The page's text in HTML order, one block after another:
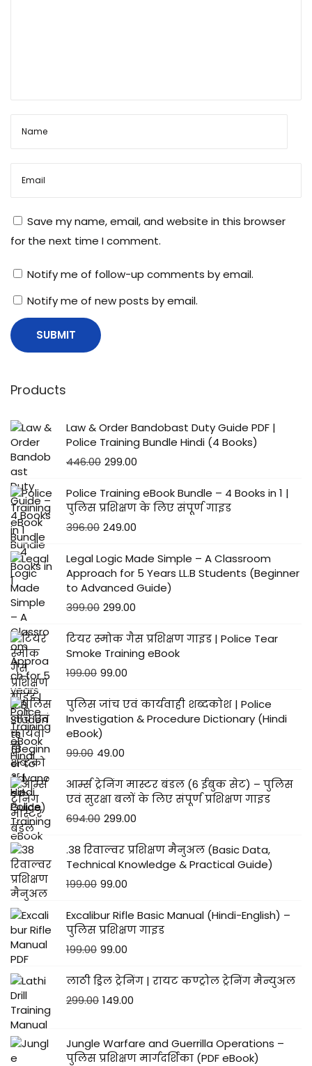
Save my name, email, and website in this browser
for the next time I comment.
Notify me of follow-up comments by email.
Notify me of new posts by email.
Products
Law & Order Bandobast Duty Guide PDF |
Police Training Bundle Hindi (4 Books)
446.00 299.00
Police Training eBook Bundle – 4 Books in 1 |
पुलिस प्रशिक्षण के लिए संपूर्ण गाइड
396.00 249.00
Legal Logic Made Simple – A Classroom
Approach for 5 Years LL.B Students (Beginner
to Advanced Guide)
399.00 299.00
टियर स्मोक गैस प्रशिक्षण गाइड | Police Tear
Smoke Training eBook
199.00 99.00
पुलिस जांच एवं कार्यवाही शब्दकोश | Police
Investigation & Procedure Dictionary (Hindi
eBook)
99.00 49.00
आर्म्स ट्रेनिंग मास्टर बंडल (6 ईबुक सेट) – पुलिस
एवं सुरक्षा बलों के लिए संपूर्ण प्रशिक्षण गाइड
694.00 299.00
.38 रिवाल्वर प्रशिक्षण मैनुअल (Basic Data,
Technical Knowledge & Practical Guide)
199.00 99.00
Excalibur Rifle Basic Manual (Hindi-English) –
पुलिस प्रशिक्षण गाइड
199.00 99.00
लाठी ड्रिल ट्रेनिंग | रायट कण्ट्रोल ट्रेनिंग मैन्युअल
299.00 149.00
Jungle Warfare and Guerrilla Operations –
पुलिस प्रशिक्षण मार्गदर्शिका (PDF eBook)